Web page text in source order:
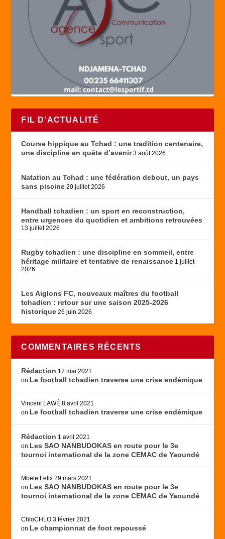
FIL D’ACTUALITÉ
Course hippique au Tchad : une tradition centenaire,
une discipline en quête d’avenir 3 août 2026
Natation au Tchad : une fédération debout, un pays
sans piscine 20 juillet 2026
Handball tchadien : un sport en reconstruction,
entre urgences du quotidien et ambitions retrouvées
13 juillet 2026
Rugby tchadien : une discipline en sommeil, entre
héritage militaire et tentative de renaissance 1 juillet
2026
Les Aiglons FC, nouveaux maîtres du football
tchadien : retour sur une saison 2025-2026
historique 26 juin 2026
COMMENTAIRES RÉCENTS
Rédaction 17 mai 2021
on Le football tchadien traverse une crise endémique
Vincent LAWÉ 8 avril 2021
on Le football tchadien traverse une crise endémique
Rédaction 1 avril 2021
on Les SAO NANBUDOKAS en route pour le 3e
tournoi international de la zone CEMAC de Yaoundé
Mbete Felix 29 mars 2021
on Les SAO NANBUDOKAS en route pour le 3e
tournoi international de la zone CEMAC de Yaoundé
ChloCHLO 3 février 2021
on Le championnat de foot repoussé